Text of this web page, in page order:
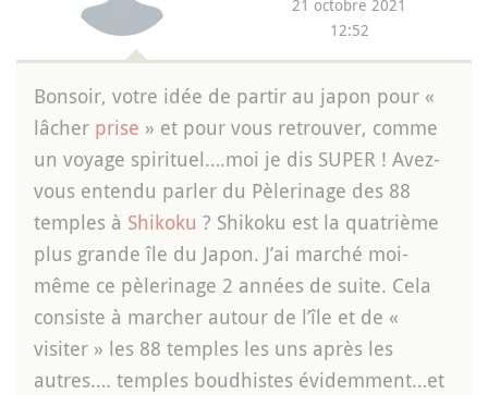
21 octobre 2021
12:52
Bonsoir, votre idée de partir au japon pour «
lâcher prise » et pour vous retrouver, comme
un voyage spirituel….moi je dis SUPER ! Avez-
vous entendu parler du Pèlerinage des 88
temples à Shikoku ? Shikoku est la quatrième
plus grande île du Japon. J’ai marché moi-
même ce pèlerinage 2 années de suite. Cela
consiste à marcher autour de l’île et de «
visiter » les 88 temples les uns après les
autres…. temples boudhistes évidemment…et